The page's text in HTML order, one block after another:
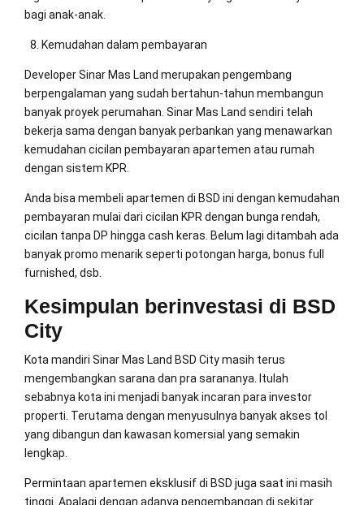
bagi anak-anak.
Kemudahan dalam pembayaran
Developer Sinar Mas Land merupakan pengembang
berpengalaman yang sudah bertahun-tahun membangun
banyak proyek perumahan. Sinar Mas Land sendiri telah
bekerja sama dengan banyak perbankan yang menawarkan
kemudahan cicilan pembayaran apartemen atau rumah
dengan sistem KPR.
Anda bisa membeli apartemen di BSD ini dengan kemudahan
pembayaran mulai dari cicilan KPR dengan bunga rendah,
cicilan tanpa DP hingga cash keras. Belum lagi ditambah ada
banyak promo menarik seperti potongan harga, bonus full
furnished, dsb.
Kesimpulan berinvestasi di BSD
City
Kota mandiri Sinar Mas Land BSD City masih terus
mengembangkan sarana dan pra sarananya. Itulah
sebabnya kota ini menjadi banyak incaran para investor
properti. Terutama dengan menyusulnya banyak akses tol
yang dibangun dan kawasan komersial yang semakin
lengkap.
Permintaan apartemen eksklusif di BSD juga saat ini masih
tinggi. Apalagi dengan adanya pengembangan di sekitar